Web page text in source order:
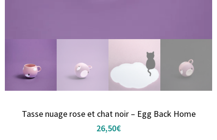
Tasse nuage rose et chat noir – Egg Back Home
26,50€